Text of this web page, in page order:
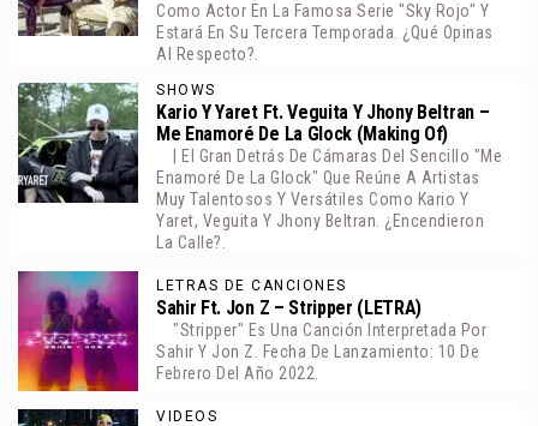
Como Actor En La Famosa Serie "Sky Rojo" Y
Estará En Su Tercera Temporada. ¿Qué Opinas
Al Respecto?.
SHOWS
Kario Y Yaret Ft. Veguita Y Jhony Beltran –
Me Enamoré De La Glock (Making Of)
| El Gran Detrás De Cámaras Del Sencillo "Me
Enamoré De La Glock" Que Reúne A Artistas
Muy Talentosos Y Versátiles Como Kario Y
Yaret, Veguita Y Jhony Beltran. ¿Encendieron
La Calle?.
LETRAS DE CANCIONES
Sahir Ft. Jon Z – Stripper (LETRA)
"Stripper" Es Una Canción Interpretada Por
Sahir Y Jon Z. Fecha De Lanzamiento: 10 De
Febrero Del Año 2022.
VIDEOS